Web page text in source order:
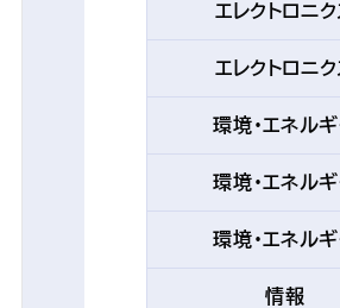
エレクトロニク
エレクトロニク
環境・エネル
環境・エネル
環境・エネル
情報